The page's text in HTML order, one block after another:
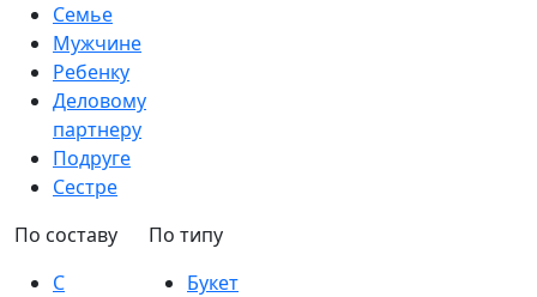
Семье
Мужчине
Ребенку
Деловому
партнеру
Подруге
Сестре
По составу
С
По типу
Букет